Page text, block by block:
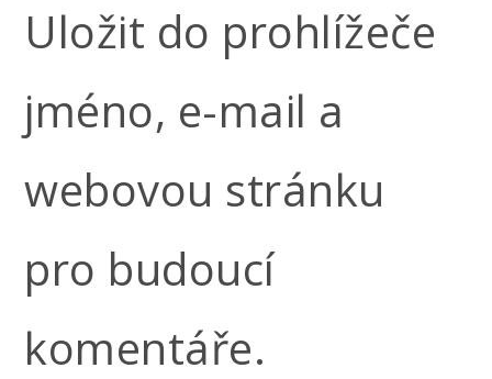
Uložit do prohlížeče
jméno, e-mail a
webovou stránku
pro budoucí
komentáře.